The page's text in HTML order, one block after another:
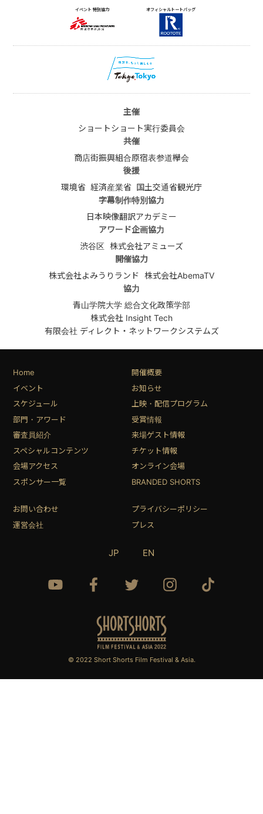
イベント 特別協力 オフィシャルトートバッグ
主催
ショートショート実行委員会
共催
商店街振興組合原宿表参道欅会
後援
環境省 経済産業省 国土交通省観光庁
字幕制作特別協力
日本映像翻訳アカデミー
アワード企画協力
渋谷区 株式会社アミューズ
開催協力
株式会社よみうりランド
株式会社AbemaTV
協力
青山学院大学 総合文化政策学部
株式会社 Insight Tech
有限会社 ディレクト・ネットワークシステムズ
Home
開催概要
イベント
お知らせ
スケジュール
上映・配信プログラム
部門・アワード
受賞情報
審査員紹介
来場ゲスト情報
スペシャルコンテンツ
チケット情報
会場アクセス
オンライン会場
スポンサー一覧
BRANDED SHORTS
お問い合わせ
プライバシーポリシー
運営会社
プレス
JP EN
© 2022 Short Shorts Film Festival & Asia.